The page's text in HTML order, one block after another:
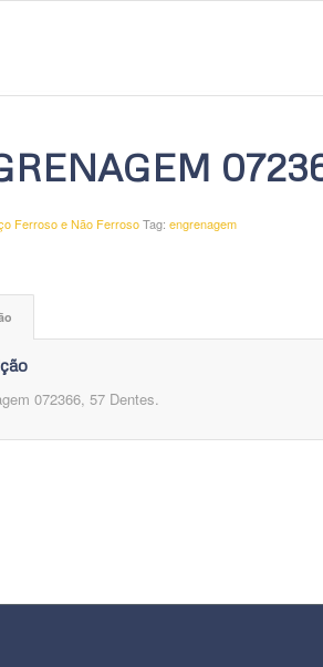
Ferroso e Não Ferroso Tag:engrenagem
072366, 57 Dentes.